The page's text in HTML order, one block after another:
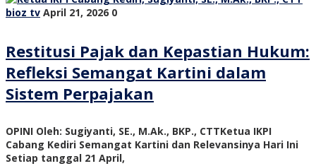
bioz tv April 21, 2026 0
Restitusi Pajak dan Kepastian Hukum:
Refleksi Semangat Kartini dalam
Sistem Perpajakan
OPINI Oleh: Sugiyanti, SE., M.Ak., BKP., CTTKetua IKPI
Cabang Kediri Semangat Kartini dan Relevansinya Hari Ini
Setiap tanggal 21 April,